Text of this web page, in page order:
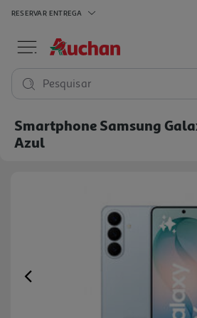
RESERVAR ENTREGA
Pesquisar
Smartphone Samsung
Azul
Previous